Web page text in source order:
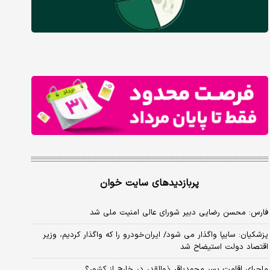
پربازدیدهای سایت خوان
فارس: محسن رضایی دبیر شورای عالی امنیت ملی شد
پزشکیان: سایپا واگذار می شود/ ایران‌خودرو را که واگذار کردیم، وزیر
اقتصاد دولت استیضاح شد